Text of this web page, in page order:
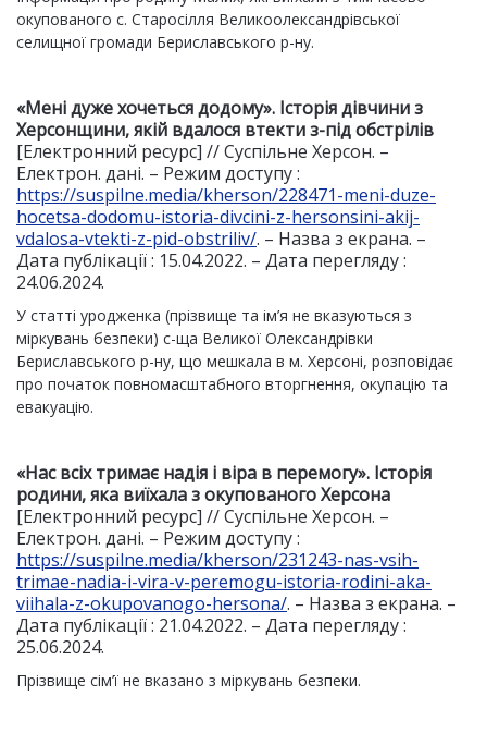
окупованого с. Старосілля Великоолександрівської
селищної громади Бериславського р-ну.
«Мені дуже хочеться додому». Історія дівчини з
Херсонщини, якій вдалося втекти з-під обстрілів
[Електронний ресурс] // Суспільне Херсон. –
Електрон. дані. – Режим доступу :
https://suspilne.media/kherson/228471-meni-duze-
hocetsa-dodomu-istoria-divcini-z-hersonsini-akij-
vdalosa-vtekti-z-pid-obstriliv/. – Назва з екрана. –
Дата публікації : 15.04.2022. – Дата перегляду :
24.06.2024.
У статті уродженка (прізвище та ім’я не вказуються з
міркувань безпеки) с-ща Великої Олександрівки
Бериславського р-ну, що мешкала в м. Херсоні, розповідає
про початок повномасштабного вторгнення, окупацію та
евакуацію.
«Нас всіх тримає надія і віра в перемогу». Історія
родини, яка виїхала з окупованого Херсона
[Електронний ресурс] // Суспільне Херсон. –
Електрон. дані. – Режим доступу :
https://suspilne.media/kherson/231243-nas-vsih-
trimae-nadia-i-vira-v-peremogu-istoria-rodini-aka-
viihala-z-okupovanogo-hersona/. – Назва з екрана. –
Дата публікації : 21.04.2022. – Дата перегляду :
25.06.2024.
Прізвище сім’ї не вказано з міркувань безпеки.